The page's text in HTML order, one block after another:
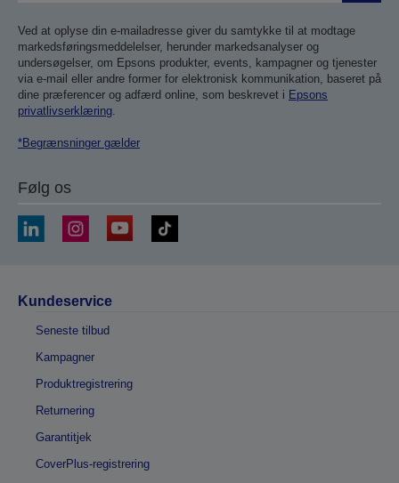
Ved at oplyse din e-mailadresse giver du samtykke til at modtage
markedsføringsmeddelelser, herunder markedsanalyser og
undersøgelser, om Epsons produkter, events, kampagner og tjenester
via e-mail eller andre former for elektronisk kommunikation, baseret på
dine præferencer og adfærd online, som beskrevet i Epsons
privatlivserklæring.
*Begrænsninger gælder
Følg os
Kundeservice
Seneste tilbud
Kampagner
Produktregistrering
Returnering
Garantitjek
CoverPlus-registrering